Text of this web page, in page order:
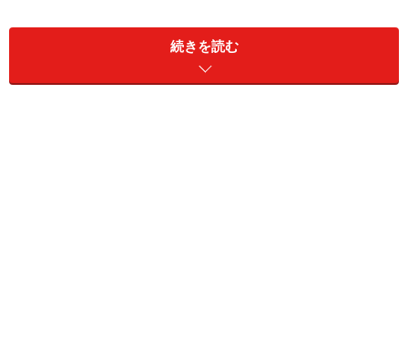
iPhoneの場合、数千円単位で費用を抑えられることもあ
続きを読む